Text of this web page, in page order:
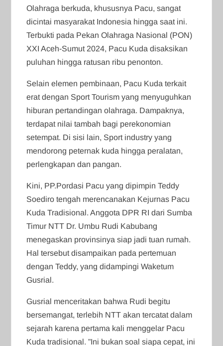
Olahraga berkuda, khususnya Pacu, sangat
dicintai masyarakat Indonesia hingga saat ini.
Terbukti pada Pekan Olahraga Nasional (PON)
XXI Aceh-Sumut 2024, Pacu Kuda disaksikan
puluhan hingga ratusan ribu penonton.
Selain elemen pembinaan, Pacu Kuda terkait
erat dengan Sport Tourism yang menyuguhkan
hiburan pertandingan olahraga. Dampaknya,
terdapat nilai tambah bagi perekonomian
setempat. Di sisi lain, Sport industry yang
mendorong peternak kuda hingga peralatan,
perlengkapan dan pangan.
Kini, PP.Pordasi Pacu yang dipimpin Teddy
Soediro tengah merencanakan Kejurnas Pacu
Kuda Tradisional. Anggota DPR RI dari Sumba
Timur NTT Dr. Umbu Rudi Kabubang
menegaskan provinsinya siap jadi tuan rumah.
Hal tersebut disampaikan pada pertemuan
dengan Teddy, yang didampingi Waketum
Gusrial.
Gusrial menceritakan bahwa Rudi begitu
bersemangat, terlebih NTT akan tercatat dalam
sejarah karena pertama kali menggelar Pacu
Kuda tradisional. ”Ini bukan soal siapa cepat, ini